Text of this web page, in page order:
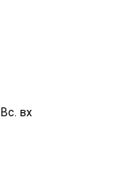
вх